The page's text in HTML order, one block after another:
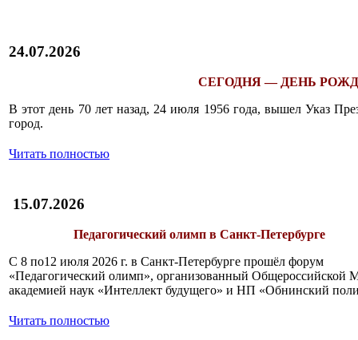
24.07.2026
СЕГОДНЯ — ДЕНЬ
В этот день 70 лет назад, 24 июля 1956 года, вышел Указ
город.
Читать полностью
15.07.2026
Педагогический олимп в Санкт-Петербурге
С 8 по12 июля 2026 г. в Санкт-Петербурге прошёл форум
«Педагогический олимп», организованный Общероссийской
академией наук «Интеллект будущего» и НП «Обнинский
Читать полностью